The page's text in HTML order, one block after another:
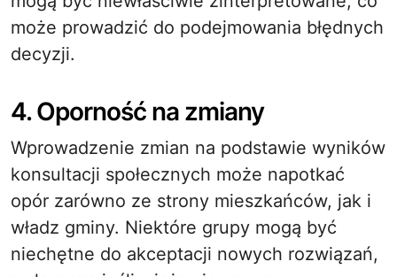
może prowadzić do podejmowania błędnych
decyzji.
4. Oporność na zmiany
Wprowadzenie zmian na podstawie wyników
konsultacji społecznych może napotkać
opór zarówno ze strony mieszkańców, jak i
władz gminy. Niektóre grupy mogą być
niechętne do akceptacji nowych rozwiązań,